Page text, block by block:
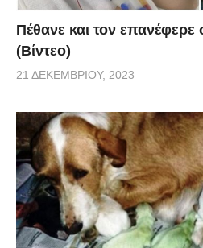
Πέθανε και τον
(Βίντεο)
21 ΔΕΚΕΜΒΡΊΟΥ, 2023